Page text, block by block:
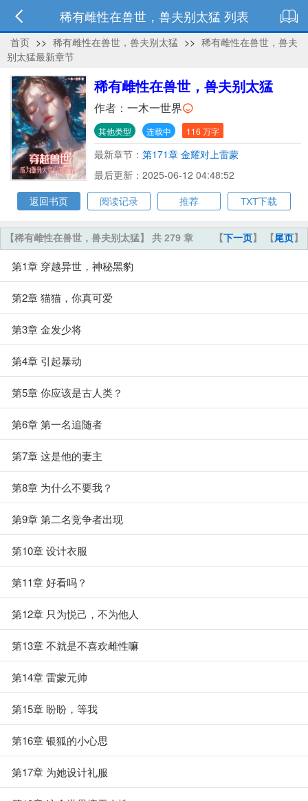
稀有雌性在兽世，兽夫别太猛 列表
首页 >> 稀有雌性在兽世，兽夫别太猛 >> 稀有雌性在兽世，兽夫
别太猛最新章节
稀有雌性在兽世，兽夫别太猛
作者： 一木一世界
其他类型 连载中 116 万字
最新章节： 第171章 金耀对上雷蒙
最后更新：2025-06-12 04:48:52
返回书页
阅读记录 推荐 TXT下载
【下一页】 【尾页】
【稀有雌性在兽世，兽夫别太猛】 共 279 章
第1章 穿越异世，神秘黑豹
第2章 猫猫，你真可爱
第3章 金发少将
第4章 引起暴动
第5章 你应该是古人类？
第6章 第一名追随者
第7章 这是他的妻主
第8章 为什么不要我？
第9章 第二名竞争者出现
第10章 设计衣服
第11章 好看吗？
第12章 只为悦己，不为他人
第13章 不就是不喜欢雌性嘛
第14章 雷蒙元帅
第15章 盼盼，等我
第16章 银狐的小心思
第17章 为她设计礼服